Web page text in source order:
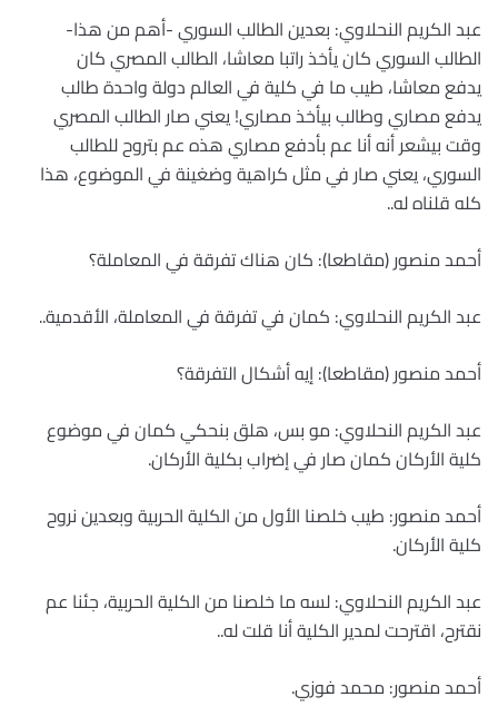
عبد الكريم النحلاوي: بعدين الطالب السوري -أهم من هذا-
الطالب السوري كان يأخذ راتبا معاشا، الطالب المصري كان
يدفع معاشا، طيب ما في كلية في العالم دولة واحدة طالب
يدفع مصاري وطالب بيأخذ مصاري! يعني صار الطالب المصري
وقت بيشعر أنه أنا عم بأدفع مصاري هذه عم بتروح للطالب
السوري، يعني صار في مثل كراهية وضغينة في الموضوع، هذا
كله قلناه له..
أحمد منصور (مقاطعا): كان هناك تفرقة في المعاملة؟
عبد الكريم النحلاوي: كمان في تفرقة في المعاملة، الأقدمية..
أحمد منصور (مقاطعا): إيه أشكال التفرقة؟
عبد الكريم النحلاوي: مو بس، هلق بنحكي كمان في موضوع
كلية الأركان كمان صار في إضراب بكلية الأركان.
أحمد منصور: طيب خلصنا الأول من الكلية الحربية وبعدين نروح
كلية الأركان.
عبد الكريم النحلاوي: لسه ما خلصنا من الكلية الحربية، جئنا عم
نقترح، اقترحت لمدير الكلية أنا قلت له..
أحمد منصور: محمد فوزي.